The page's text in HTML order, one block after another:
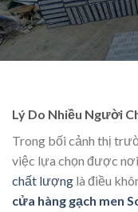
Lý Do Nhiều Người
Trong bối cảnh thị
việc lựa chọn được nơi
chất lượng là điều
cửa hàng gạch men